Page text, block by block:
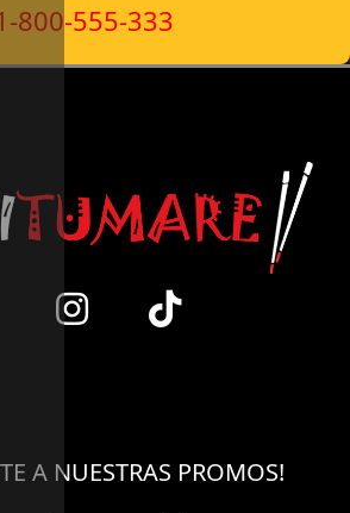
800-555-333
A NUESTRAS PROMOS!